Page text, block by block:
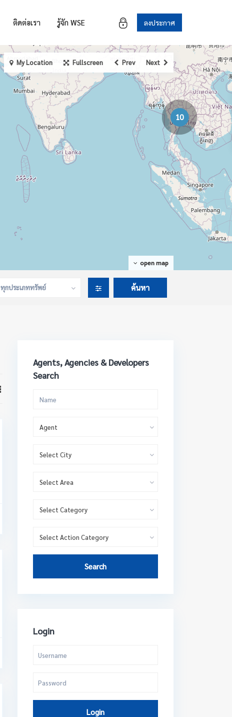
ลงประกาศ
ติดต่อเรา รู้จัก WSE
10
open map
My Location Fullscreen Prev Next
ทุกประเภททรัพย์
Agents, Agencies & Developers
Search
Agent
Select City
Select Area
Select Category
Select Action Category
Search
Login
Login